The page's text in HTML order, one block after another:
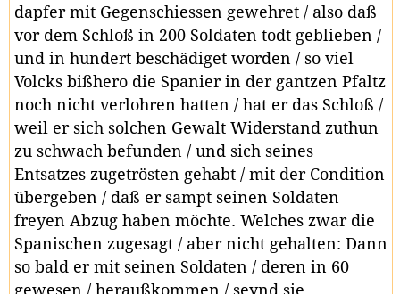
dapfer mit Gegenschiessen gewehret / also daß
vor dem Schloß in 200 Soldaten todt geblieben /
und in hundert beschädiget worden / so viel
Volcks bißhero die Spanier in der gantzen Pfaltz
noch nicht verlohren hatten / hat er das Schloß /
weil er sich solchen Gewalt Widerstand zuthun
zu schwach befunden / und sich seines
Entsatzes zugetrösten gehabt / mit der Condition
übergeben / daß er sampt seinen Soldaten
freyen Abzug haben möchte. Welches zwar die
Spanischen zugesagt / aber nicht gehalten: Dann
so bald er mit seinen Soldaten / deren in 60